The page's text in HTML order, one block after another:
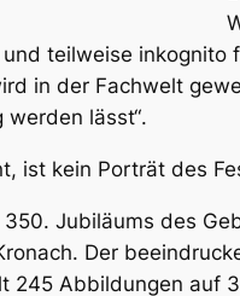
teilweise inkognito
in der Fachwelt
werden lässt“.
ist kein Porträt des
Jubiläums des
Der
245 Abbildungen auf